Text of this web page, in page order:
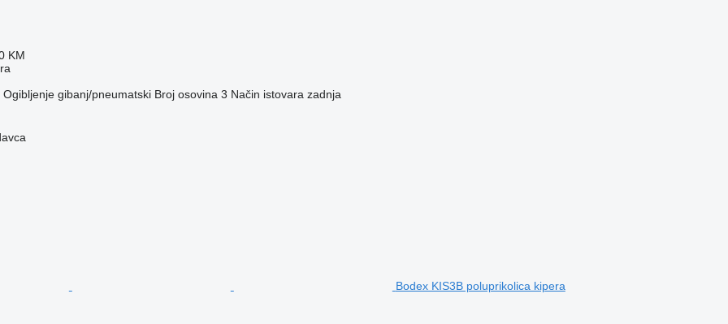
KM
Ogibljenje gibanj/pneumatski Broj osovina 3 Način istovara zadnja
Bodex KIS3B poluprikolica kipera